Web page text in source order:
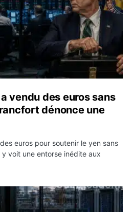
vendu des euros sans
dénonce une
euros pour soutenir le yen sans
voit une entorse inédite aux
transfert de 11 milliards de